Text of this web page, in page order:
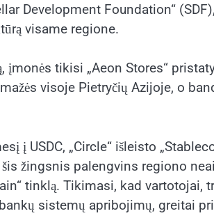
Development Foundation“
visame regione.
įmonės tikisi „Aeon Stores“
visoje Pietryčių Azijoje, o
į USDC, „Circle“ išleisto
žingsnis palengvins regiono
tinklą. Tikimasi, kad vartotojai,
sistemų apribojimų, greitai